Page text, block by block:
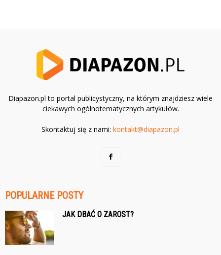
Diapazon.pl to portal publicystyczny, na którym znajdziesz wiele
ciekawych ogólnotematycznych artykułów.
Skontaktuj się z nami: kontakt@diapazon.pl
POPULARNE POSTY
JAK DBAĆ O ZAROST?